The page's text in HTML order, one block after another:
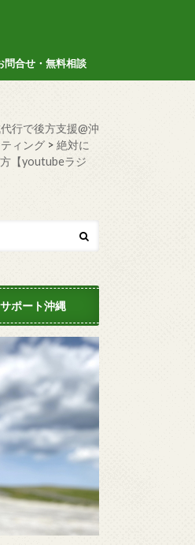
問合せ・無料相談
行で後方支援@沖
ィング > 絶対に
【youtubeラジ
ポート沖縄